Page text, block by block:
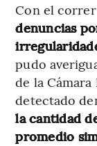
Con el
denuncias
pudo
de la
detectado
la cantidad
promedio